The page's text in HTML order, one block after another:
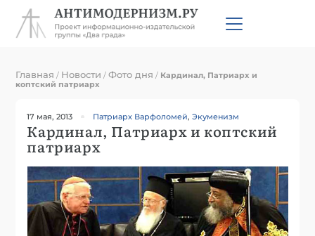
Главная / Новости /Фото дня / Кардинал, Патриарх и
коптский патриарх
17 мая, 2013 Патриарх Варфоломей,Экуменизм
Кардинал, Патриарх и коптский
патриарх